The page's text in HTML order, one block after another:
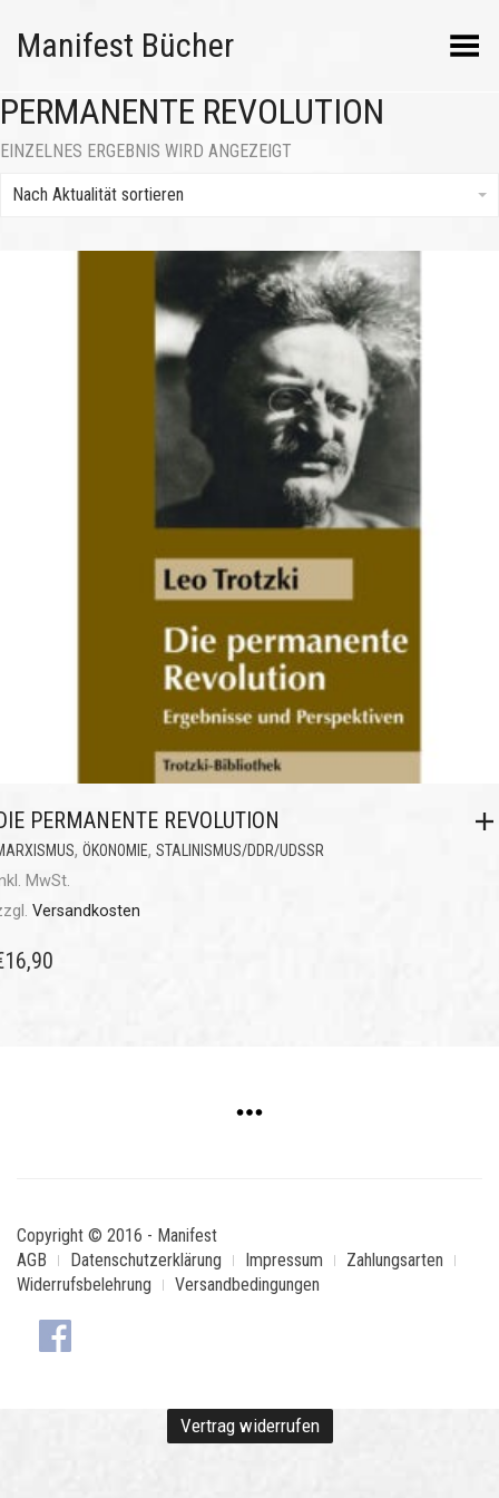
Manifest Bücher Menü umschalten
PERMANENTE REVOLUTION
EINZELNES ERGEBNIS WIRD ANGEZEIGT
Nach Aktualität sortieren
PERMANENTE REVOLUTION
, ÖKONOMIE, STALINISMUS/DDR/UDSSR
MwSt.
Versandkosten
16,90
Copyright © 2016 - Manifest
AGB
Datenschutzerklärung Impressum
Zahlungsarten
Widerrufsbelehrung
Versandbedingungen
Vertrag widerrufen